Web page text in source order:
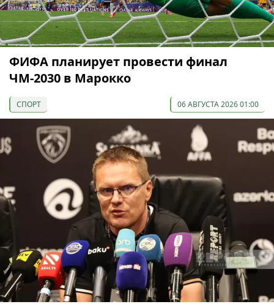
ФИФА планирует провести финал
ЧМ-2030 в Марокко
СПОРТ 06 АВГУСТА 2026 01:00